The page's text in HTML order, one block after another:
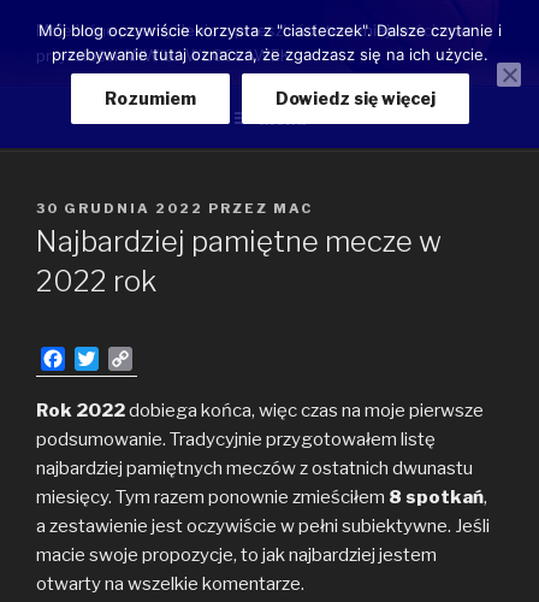
treści
Moje luźne przemyślenia o przeszłości, teraźniejszości oraz
przyszłości ANWILU WŁOCŁAWEK
OPUBLIKOWANE
W
30 GRUDNIA 2022 PRZEZ MAC
Najbardziej pamiętne mecze w
2022 rok
a
c
e
o
o
k
w
i
e
r
o
p
i
n
k
Rok 2022dobiega końca, więc czas na moje pierwsze
podsumowanie. Tradycyjnie przygotowałem listę
najbardziej pamiętnych meczów z ostatnich dwunastu
miesięcy. Tym razem ponownie zmieściłem 8 spotkań,
a zestawienie jest oczywiście w pełni subiektywne. Jeśli
macie swoje propozycje, to jak najbardziej jestem
otwarty na wszelkie komentarze.
Mój blog oczywiście korzysta z "ciasteczek". Dalsze czytanie i
przebywanie tutaj oznacza, że zgadzasz się na ich użycie.
Rozumiem Dowiedz się więcej